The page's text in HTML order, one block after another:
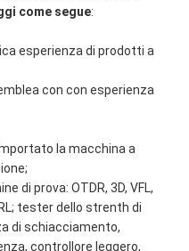
fibra ottica
come segue:
esperienza di prodotti a
con con esperienza
la macchina a
di prova: OTDR, 3D, VFL,
tester dello strenth di
di schiacciamento,
controllore leggero,